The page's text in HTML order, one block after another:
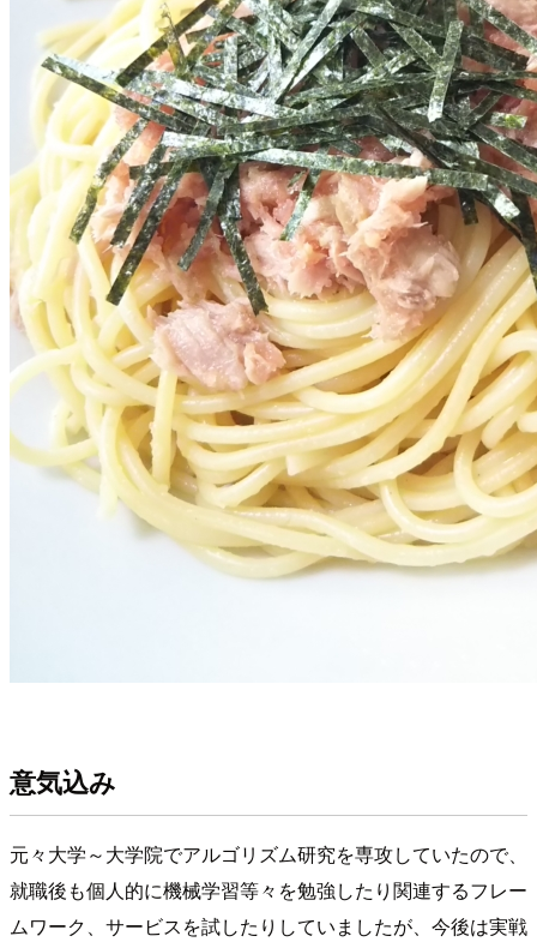
意気込み
元々大学～大学院でアルゴリズム研究を専攻していたので、
就職後も個人的に機械学習等々を勉強したり関連するフレー
ムワーク、サービスを試したりしていましたが、今後は実戦